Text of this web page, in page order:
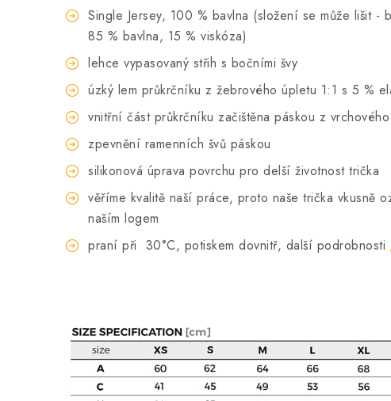
Single Jersey, 100 % bavlna (složení se může lišit -
85 % bavlna, 15 % viskóza)
lehce vypasovaný střih s bočními švy
úzký lem průkrčníku z žebrového úpletu 1:1 s 5 %
vnitřní část průkrčníku začištěna páskou z
zpevnění ramenních švů páskou
silikonová úprava povrchu pro delší životnost trička
věříme kvalitě naší práce, proto naše trička vkusně
naším logem
praní při 30°C, potiskem dovnitř, další podrobnosti